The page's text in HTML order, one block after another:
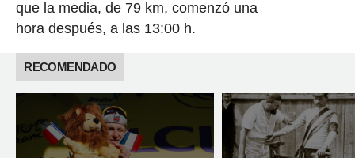
que la media, de 79 km, comenzó una
hora después, a las 13:00 h.
RECOMENDADO